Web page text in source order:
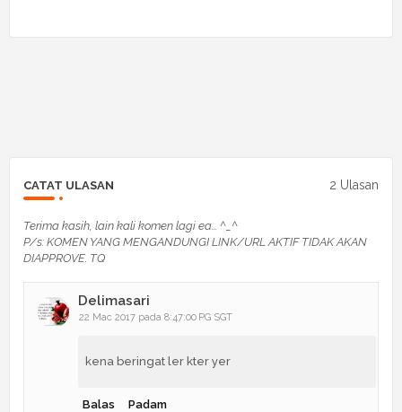
CATAT ULASAN 2 Ulasan
Terima kasih, lain kali komen lagi ea... ^_^
P/s: KOMEN YANG MENGANDUNGI LINK/URL AKTIF TIDAK AKAN
DIAPPROVE. TQ
Delimasari
22 Mac 2017 pada 8:47:00 PG SGT
kena beringat ler kter yer
Balas Padam